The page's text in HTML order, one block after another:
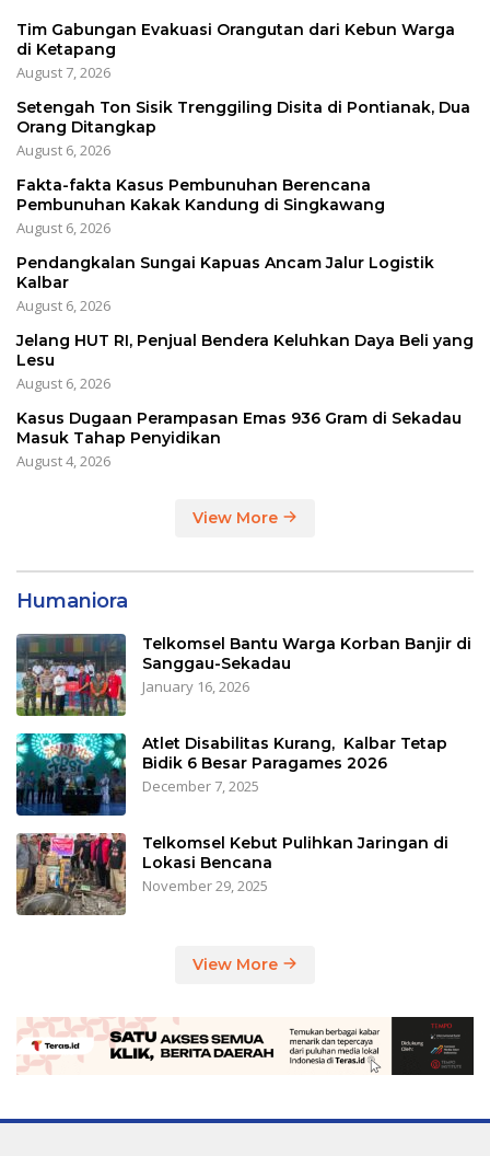
Tim Gabungan Evakuasi Orangutan dari Kebun Warga
di Ketapang
August 7, 2026
Setengah Ton Sisik Trenggiling Disita di Pontianak, Dua
Orang Ditangkap
August 6, 2026
Fakta-fakta Kasus Pembunuhan Berencana
Pembunuhan Kakak Kandung di Singkawang
August 6, 2026
Pendangkalan Sungai Kapuas Ancam Jalur Logistik
Kalbar
August 6, 2026
Jelang HUT RI, Penjual Bendera Keluhkan Daya Beli yang
Lesu
August 6, 2026
Kasus Dugaan Perampasan Emas 936 Gram di Sekadau
Masuk Tahap Penyidikan
August 4, 2026
View More
Humaniora
Telkomsel Bantu Warga Korban Banjir di
Sanggau-Sekadau
January 16, 2026
Atlet Disabilitas Kurang, Kalbar Tetap
Bidik 6 Besar Paragames 2026
December 7, 2025
Telkomsel Kebut Pulihkan Jaringan di
Lokasi Bencana
November 29, 2025
View More